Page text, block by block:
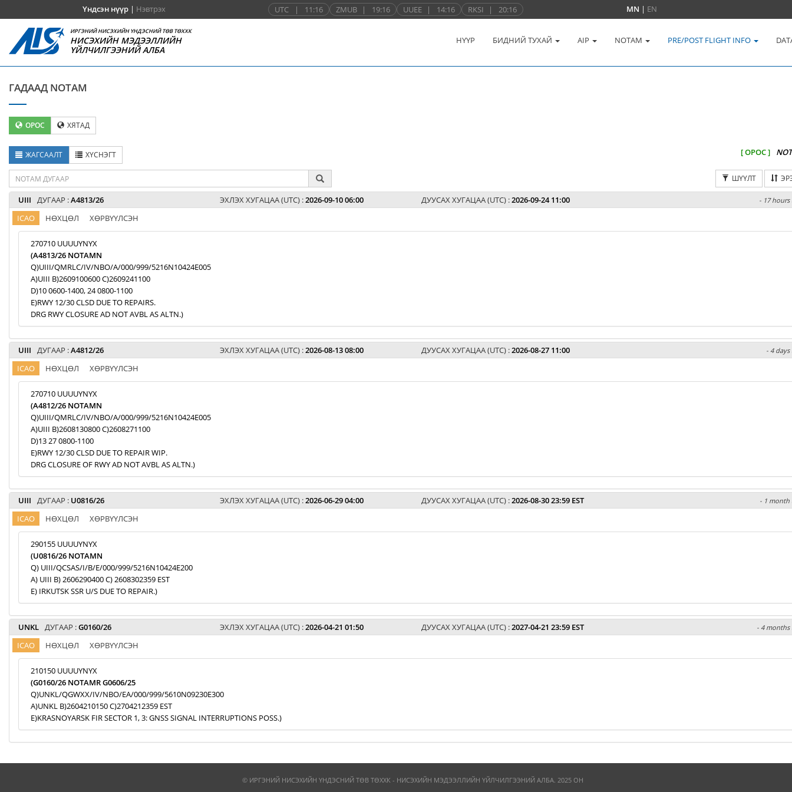
Үндсэн нүүр| Нэвтрэх UTC | 11:16 ZMUB | 19:16 UUEE | 14:16 RKSI | 20:16 MN | EN
ИРГЭНИЙ НИСЭХИЙН ҮНДЭСНИЙ ТӨВ ТӨХХК
НИСЭХИЙН МЭДЭЭЛЛИЙН
ҮЙЛЧИЛГЭЭНИЙ АЛБА
НҮҮР БИДНИЙ ТУХАЙ AIP NOTAM PRE/POST FLIGHT INFO
ГАДААД NOTAM
ОРОС ХЯТАД
ЖАГСААЛТ ХҮСНЭГТ [ ОРОС ]
ШҮҮЛТ
UIII ДУГААР :A4813/26 ЭХЛЭХ ХУГАЦАА (UTC) :2026-09-10 06:00 ДУУСАХ ХУГАЦАА (UTC) :2026-09-24 11:00 - 17 hours
ICAO НӨХЦӨЛ ХӨРВҮҮЛСЭН
270710 UUUUYNYX
(A4813/26 NOTAMN
Q)UIII/QMRLC/IV/NBO/A/000/999/5216N10424E005
A)UIII B)2609100600 C)2609241100
D)10 0600-1400, 24 0800-1100
E)RWY 12/30 CLSD DUE TO REPAIRS.
DRG RWY CLOSURE AD NOT AVBL AS ALTN.)
UIII ДУГААР :A4812/26 ЭХЛЭХ ХУГАЦАА (UTC) :2026-08-13 08:00 ДУУСАХ ХУГАЦАА (UTC) :2026-08-27 11:00 - 4 days
ICAO НӨХЦӨЛ ХӨРВҮҮЛСЭН
270710 UUUUYNYX
(A4812/26 NOTAMN
Q)UIII/QMRLC/IV/NBO/A/000/999/5216N10424E005
A)UIII B)2608130800 C)2608271100
D)13 27 0800-1100
E)RWY 12/30 CLSD DUE TO REPAIR WIP.
DRG CLOSURE OF RWY AD NOT AVBL AS ALTN.)
UIII ДУГААР : U0816/26 ЭХЛЭХ ХУГАЦАА (UTC) :2026-06-29 04:00 ДУУСАХ ХУГАЦАА (UTC) :2026-08-30 23:59 EST - 1 month
ICAO НӨХЦӨЛ ХӨРВҮҮЛСЭН
290155 UUUUYNYX
(U0816/26 NOTAMN
Q) UIII/QCSAS/I/B/E/000/999/5216N10424E200
A) UIII B) 2606290400 C) 2608302359 EST
E) IRKUTSK SSR U/S DUE TO REPAIR.)
UNKL ДУГААР :G0160/26 ЭХЛЭХ ХУГАЦАА (UTC) :2026-04-21 01:50 ДУУСАХ ХУГАЦАА (UTC) :2027-04-21 23:59 EST - 4 months
ICAO НӨХЦӨЛ ХӨРВҮҮЛСЭН
210150 UUUUYNYX
(G0160/26 NOTAMR G0606/25
Q)UNKL/QGWXX/IV/NBO/EA/000/999/5610N09230E300
A)UNKL B)2604210150 C)2704212359 EST
E)KRASNOYARSK FIR SECTOR 1, 3: GNSS SIGNAL INTERRUPTIONS POSS.)
© ИРГЭНИЙ НИСЭХИЙН ҮНДЭСНИЙ ТӨВ ТӨХХК - НИСЭХИЙН МЭДЭЭЛЛИЙН ҮЙЛЧИЛГЭЭНИЙ АЛБА. 2025 ОН